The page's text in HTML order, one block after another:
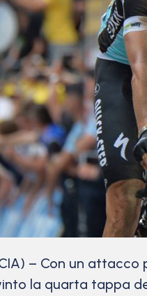
– Con un
la quarta tappa